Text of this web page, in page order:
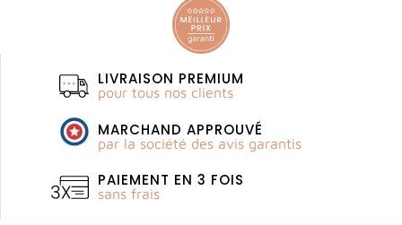
LIVRAISON PREMIUM
pour tous nos clients
MARCHAND APPROUVÉ
par la société des avis garantis
PAIEMENT EN 3 FOIS
sans frais